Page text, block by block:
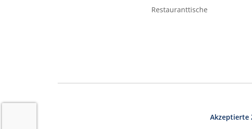
Restauranttische
Akzeptierte